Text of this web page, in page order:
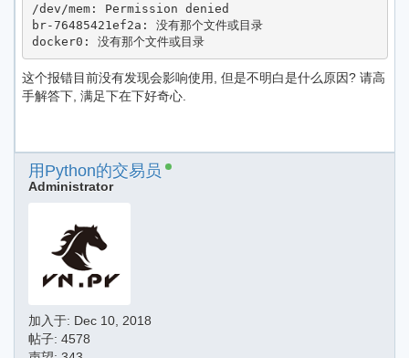
/dev/mem: Permission denied
br-76485421ef2a: 没有那个文件或目录
docker0: 没有那个文件或目录
这个报错目前没有发现会影响使用, 但是不明白是什么原因? 请高
手解答下, 满足下在下好奇心.
用Python的交易员
Administrator
加入于: Dec 10, 2018
帖子: 4578